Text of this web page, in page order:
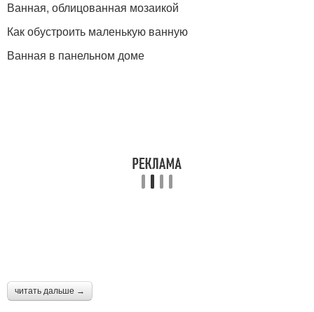
Ванная, облицованная мозаикой
Как обустроить маленькую ванную
Ванная в панельном доме
читать дальше →